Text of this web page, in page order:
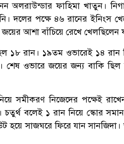
অলরাউন্ডার ফাহিমা খাতুন।
দলের পক্ষে ৪৬ রানের ইনিংস
আশা বাঁচিয়ে রেখে খেলছিলেন
১৮ রান। ১৯তম ওভারেই ১৪
শেষ ওভারে জয়ের জন্য বাকি ছিল
সমীকরণ নিজেদের পক্ষেই রাখেন
চতুর্থ বলেই ১ রান নিয়ে স্কোর
সাজঘরে ফিরে যান সানজিদা।